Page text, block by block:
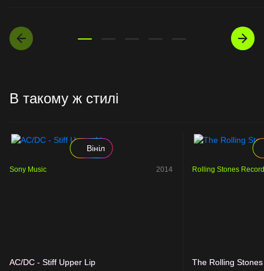
В такому ж стилі
Вініл
Sony Music 2014
AC/DC - Stiff Upper Lip
Rolling Stones
The Rolling